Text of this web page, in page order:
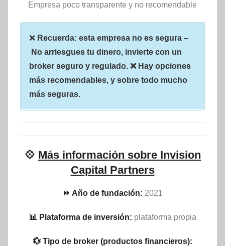
Empresa poco transparente y no recomendable
❌ Recuerda: esta empresa no es segura –
No arriesgues tu dinero, invierte con un
broker seguro y regulado. ❌ Hay opciones
más recomendables, y sobre todo mucho
más seguras.
💠 Más información sobre Invision
Capital Partners
⏩ Año de fundación: 2021
📊 Plataforma de inversión: plataforma propia
💱 Tipo de broker (productos financieros):